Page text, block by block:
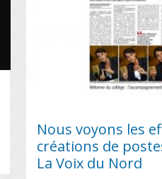
Nous voyons les
créations de
La Voix du Nord